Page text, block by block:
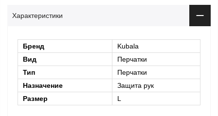
Характеристики
Бренд
Kubala
Вид
Перчатки
Тип
Перчатки
Назначение
Защита рук
Размер
L